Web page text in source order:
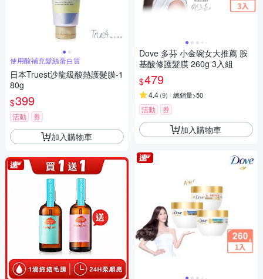
使用酸補充髮絲蛋白質
日本Truest沙龍級酸熱護髮膜-1
80g
$399
活動 券
加入購物車
Dove 多芬 小金碗女大推薦 胺
基酸修護髮膜 260g 3入組
$479
4.4(9) 總銷量>50
活動 券
加入購物車